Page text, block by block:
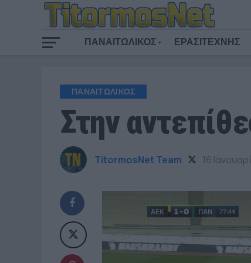
ΠΑΝΑΙΤΩΛΙΚΟΣ ΕΡΑΣΙΤΕΧΝΗΣ
ΠΑΝΑΙΤΩΛΙΚΟΣ
Στην
TitormosNet Team 16